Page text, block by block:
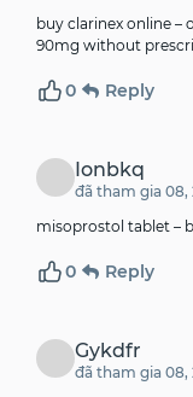
buy clarinex online –
90mg without
0 Reply
Ionbkq
đã tham gia 08,
misoprostol tablet –
0 Reply
Gykdfr
đã tham gia 08,